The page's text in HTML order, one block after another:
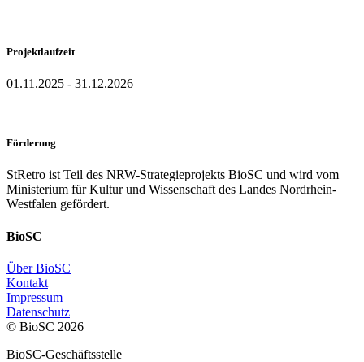
Projektlaufzeit
01.11.2025 - 31.12.2026
Förderung
StRetro ist Teil des NRW-Strategieprojekts BioSC und wird vom
Ministerium für Kultur und Wissenschaft des Landes Nordrhein-
Westfalen gefördert.
BioSC
Über BioSC
Kontakt
Impressum
Datenschutz
© BioSC 2026
BioSC-Geschäftsstelle